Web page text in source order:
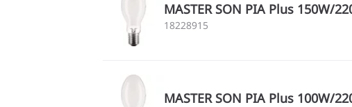
MASTER SON PIA Plus 150W/
18228915
MASTER SON PIA Plus 100W/